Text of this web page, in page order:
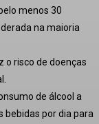
menos 30
na maioria
o risco de doenças
de álcool a
bebidas por dia para